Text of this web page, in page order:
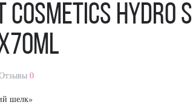
Cosmetics Hydro
0
шелк»